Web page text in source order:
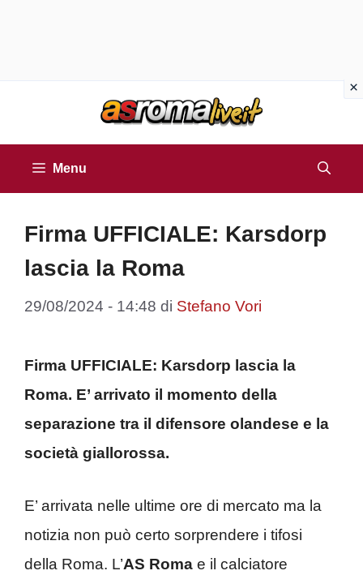
Menu
Firma UFFICIALE: Karsdorp
lascia la Roma
29/08/2024 - 14:48 di Stefano Vori
Firma UFFICIALE: Karsdorp lascia la
Roma. E’ arrivato il momento della
separazione tra il difensore olandese e la
società giallorossa.
E’ arrivata nelle ultime ore di mercato ma la
notizia non può certo sorprendere i tifosi
della Roma. L’AS Roma e il calciatore